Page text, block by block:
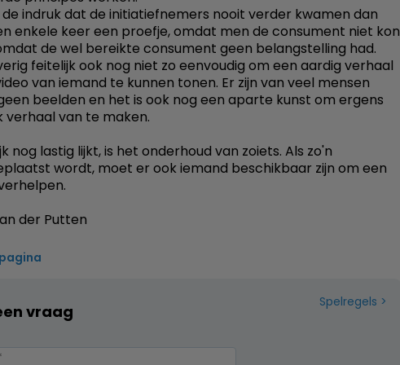
indruk dat de initiatiefnemers nooit verder kwamen dan
enkele keer een proefje, omdat men de consument niet kon
de wel bereikte consument geen belangstelling had.
feitelijk ook nog niet zo eenvoudig om een aardig verhaal
van iemand te kunnen tonen. Er zijn van veel mensen
beelden en het is ook nog een aparte kunst om ergens
verhaal van te maken.
nog lastig lijkt, is het onderhoud van zoiets. Als zo'n
wordt, moet er ook iemand beschikbaar zijn om een
der Putten
Spelregels
vraag